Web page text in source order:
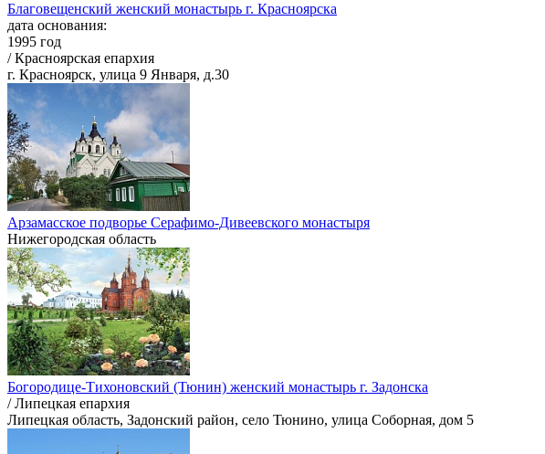
Благовещенский женский монастырь г. Красноярска
дата основания:
1995 год
/ Красноярская епархия
г. Красноярск, улица 9 Января, д.30
Арзамасское подворье Серафимо-Дивеевского монастыря
Нижегородская область
Богородице-Тихоновский (Тюнин) женский монастырь г. Задонска
/ Липецкая епархия
Липецкая область, Задонский район, село Тюнино, улица Соборная, дом 5